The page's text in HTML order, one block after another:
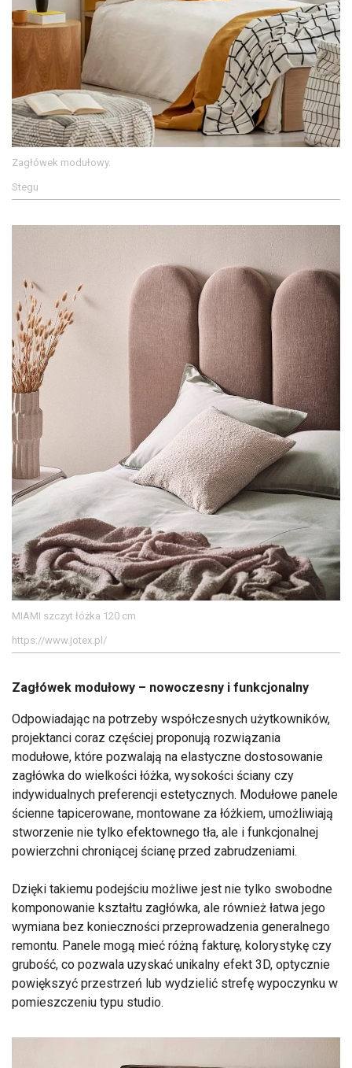
Zagłówek modułowy.
Stegu
MIAMI szczyt łóżka 120 cm
https://www.jotex.pl/
Zagłówek modułowy – nowoczesny i funkcjonalny
Odpowiadając na potrzeby współczesnych użytkowników,
projektanci coraz częściej proponują rozwiązania
modułowe, które pozwalają na elastyczne dostosowanie
zagłówka do wielkości łóżka, wysokości ściany czy
indywidualnych preferencji estetycznych. Modułowe panele
ścienne tapicerowane, montowane za łóżkiem, umożliwiają
stworzenie nie tylko efektownego tła, ale i funkcjonalnej
powierzchni chroniącej ścianę przed zabrudzeniami.
Dzięki takiemu podejściu możliwe jest nie tylko swobodne
komponowanie kształtu zagłówka, ale również łatwa jego
wymiana bez konieczności przeprowadzenia generalnego
remontu. Panele mogą mieć różną fakturę, kolorystykę czy
grubość, co pozwala uzyskać unikalny efekt 3D, optycznie
powiększyć przestrzeń lub wydzielić strefę wypoczynku w
pomieszczeniu typu studio.